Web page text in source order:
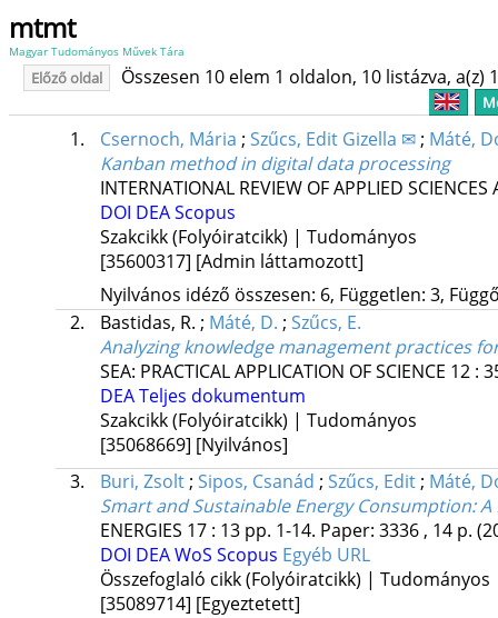
mtmt
Magyar Tudományos Művek Tára
Előző oldal Összesen 10 elem 1 oldalon, 10 listázva, a(z)
1. Csernoch, Mária ; Szűcs, Edit Gizella ✉; Máté,
Kanban method in digital data processing
INTERNATIONAL REVIEW OF APPLIED
DOI DEAScopus
Szakcikk (Folyóiratcikk) | Tudományos
[35600317] [Admin láttamozott]
Nyilvános idéző összesen: 6, Független: 3,
2.
Bastidas, R. ; Máté, D. ; Szűcs, E.
Analyzing knowledge management practices
SEA: PRACTICAL APPLICATION OF SCIENCE 12:
DEATeljes dokumentum
Szakcikk (Folyóiratcikk) | Tudományos
[35068669] [Nyilvános]
3.
Buri, Zsolt; Sipos, Csanád ; Szűcs, Edit; Máté,
Smart and Sustainable Energy Consumption:
ENERGIES 17: 13 pp. 1-14. Paper: 3336 , 14 p.
DOI DEAWoS Scopus Egyéb URL
Összefoglaló cikk (Folyóiratcikk) | Tudományos
[35089714] [Egyeztetett]